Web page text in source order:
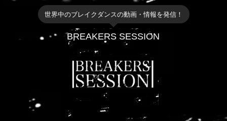
世界中のブレイクダンスの動画・情報を発信！
BREAKERS SESSION